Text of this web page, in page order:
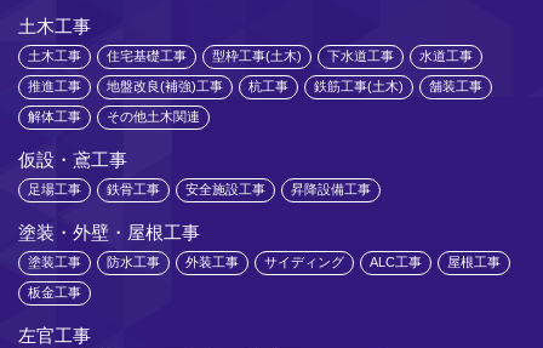
土木工事
土木工事 住宅基礎工事 型枠工事(土木) 下水道工事 水道工事
推進工事 地盤改良(補強)工事 杭工事 鉄筋工事(土木) 舗装工事
解体工事 その他土木関連
仮設・鳶工事
足場工事 鉄骨工事 安全施設工事 昇降設備工事
塗装・外壁・屋根工事
塗装工事 防水工事 外装工事 サイディング ALC工事 屋根工事
板金工事
左官工事